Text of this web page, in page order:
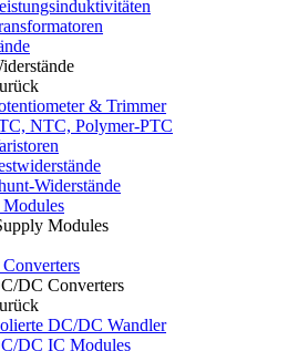
& Trimmer
NTC, Polymer-PTC
Widerstände
Modules
DC Converters
DC/DC Wandler
DC IC Modules